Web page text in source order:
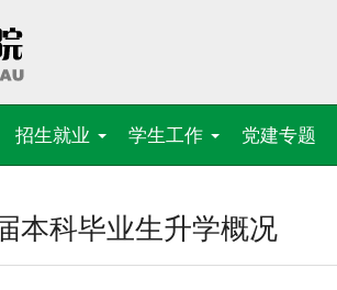
招生就业 学生工作 党建专题
本科毕业生升学概况